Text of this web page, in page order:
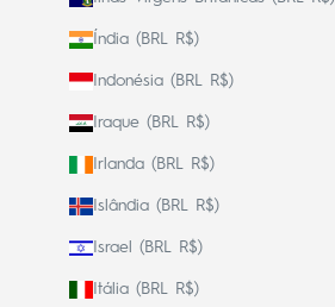
Índia (BRL R$)
Indonésia (BRL R$)
Iraque (BRL R$)
Irlanda (BRL R$)
Islândia (BRL R$)
Israel (BRL R$)
Itália (BRL R$)